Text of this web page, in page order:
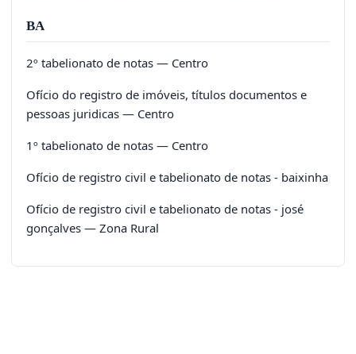
BA
2º tabelionato de notas — Centro
Ofício do registro de imóveis, títulos documentos e
pessoas juridicas — Centro
1º tabelionato de notas — Centro
Ofício de registro civil e tabelionato de notas - baixinha
Ofício de registro civil e tabelionato de notas - josé
gonçalves — Zona Rural